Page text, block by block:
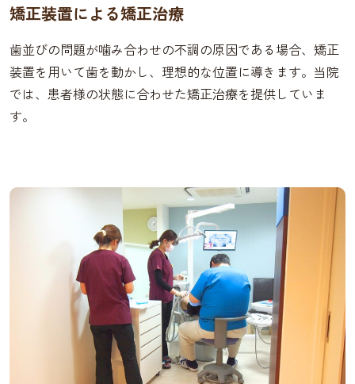
矯正装置による矯正治療
歯並びの問題が噛み合わせの不調の原因である場合、矯正
装置を用いて歯を動かし、理想的な位置に導きます。当院
では、患者様の状態に合わせた矯正治療を提供していま
す。